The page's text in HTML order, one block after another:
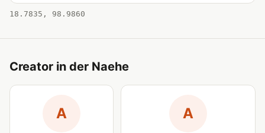
18.7835, 98.9860
Creator in der Naehe
A A